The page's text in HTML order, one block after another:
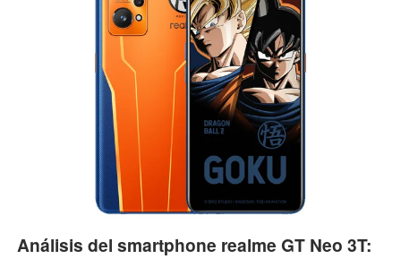
Análisis del smartphone realme GT Neo 3T: